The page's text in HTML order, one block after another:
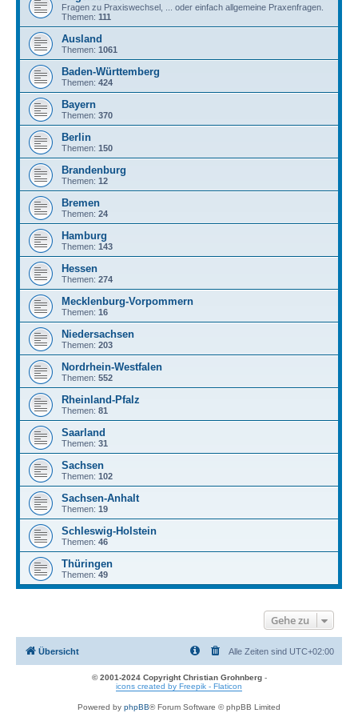
Fragen zu Praxiswechsel, ... oder einfach allgemeine Praxenfragen.
Themen: 111
Ausland
Themen: 1061
Baden-Württemberg
Themen: 424
Bayern
Themen: 370
Berlin
Themen: 150
Brandenburg
Themen: 12
Bremen
Themen: 24
Hamburg
Themen: 143
Hessen
Themen: 274
Mecklenburg-Vorpommern
Themen: 16
Niedersachsen
Themen: 203
Nordrhein-Westfalen
Themen: 552
Rheinland-Pfalz
Themen: 81
Saarland
Themen: 31
Sachsen
Themen: 102
Sachsen-Anhalt
Themen: 19
Schleswig-Holstein
Themen: 46
Thüringen
Themen: 49
Gehe zu
Übersicht Alle Zeiten sind UTC+02:00
© 2001-2024 Copyright Christian Grohnberg-
icons created by Freepik - Flaticon
Powered by phpBB® Forum Software © phpBB Limited